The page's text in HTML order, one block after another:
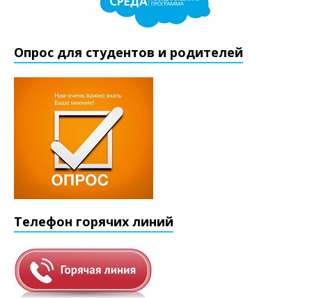
Опрос для студентов и родителей
Телефон горячих линий